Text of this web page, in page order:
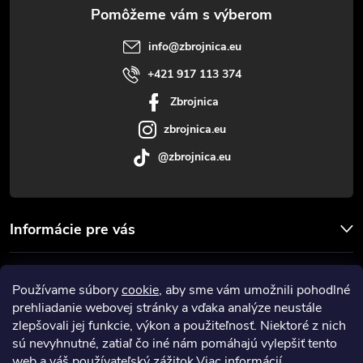
Používame súborycookie, aby sme vám umožnili pohodlné
prehliadanie webovej stránky a vďaka analýze neustále
zlepšovali jej funkcie, výkon a použiteľnosť. Niektoré z nich
sú nevyhnutné, zatiaľ čo iné nám pomáhajú vylepšiť tento
Informácie pre vás
Prijímame online platby
info@zbrojnica.eu
+421 917 113 374
Zbrojnica
zbrojnica.eu
@zbrojnica.eu